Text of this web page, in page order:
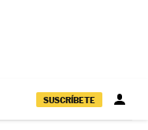
SUSCRÍBETE